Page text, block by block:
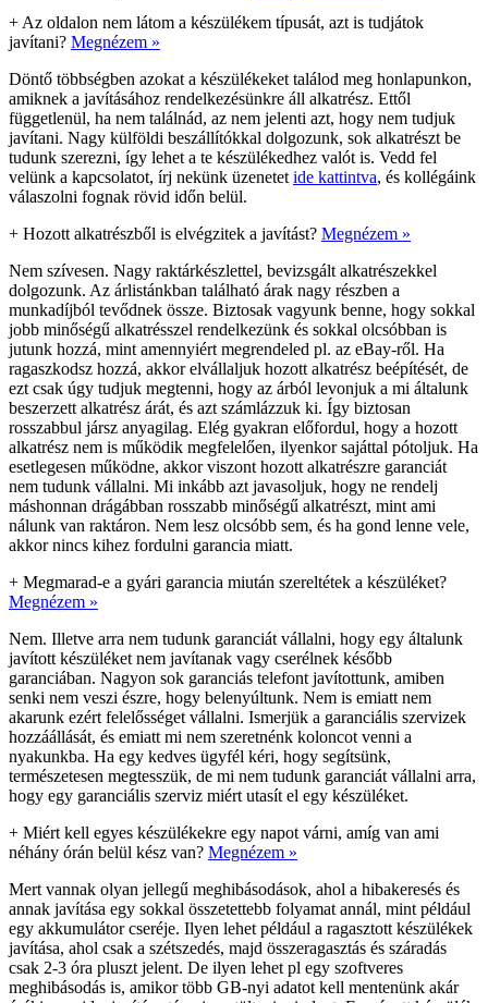
+ Az oldalon nem látom a készülékem típusát, azt is tudjátok
javítani? Megnézem »
Döntő többségben azokat a készülékeket találod meg honlapunkon,
amiknek a javításához rendelkezésünkre áll alkatrész. Ettől
függetlenül, ha nem találnád, az nem jelenti azt, hogy nem tudjuk
javítani. Nagy külföldi beszállítókkal dolgozunk, sok alkatrészt be
tudunk szerezni, így lehet a te készülékedhez valót is. Vedd fel
velünk a kapcsolatot, írj nekünk üzenetet ide kattintva, és kollégáink
válaszolni fognak rövid időn belül.
+ Hozott alkatrészből is elvégzitek a javítást? Megnézem »
Nem szívesen. Nagy raktárkészlettel, bevizsgált alkatrészekkel
dolgozunk. Az árlistánkban található árak nagy részben a
munkadíjból tevődnek össze. Biztosak vagyunk benne, hogy sokkal
jobb minőségű alkatrésszel rendelkezünk és sokkal olcsóbban is
jutunk hozzá, mint amennyiért megrendeled pl. az eBay-ről. Ha
ragaszkodsz hozzá, akkor elvállaljuk hozott alkatrész beépítését, de
ezt csak úgy tudjuk megtenni, hogy az árból levonjuk a mi általunk
beszerzett alkatrész árát, és azt számlázzuk ki. Így biztosan
rosszabbul jársz anyagilag. Elég gyakran előfordul, hogy a hozott
alkatrész nem is működik megfelelően, ilyenkor sajáttal pótoljuk. Ha
esetlegesen működne, akkor viszont hozott alkatrészre garanciát
nem tudunk vállalni. Mi inkább azt javasoljuk, hogy ne rendelj
máshonnan drágábban rosszabb minőségű alkatrészt, mint ami
nálunk van raktáron. Nem lesz olcsóbb sem, és ha gond lenne vele,
akkor nincs kihez fordulni garancia miatt.
+ Megmarad-e a gyári garancia miután szereltétek a készüléket?
Megnézem »
Nem. Illetve arra nem tudunk garanciát vállalni, hogy egy általunk
javított készüléket nem javítanak vagy cserélnek később
garanciában. Nagyon sok garanciás telefont javítottunk, amiben
senki nem veszi észre, hogy belenyúltunk. Nem is emiatt nem
akarunk ezért felelősséget vállalni. Ismerjük a garanciális szervizek
hozzáállását, és emiatt mi nem szeretnénk koloncot venni a
nyakunkba. Ha egy kedves ügyfél kéri, hogy segítsünk,
természetesen megtesszük, de mi nem tudunk garanciát vállalni arra,
hogy egy garanciális szerviz miért utasít el egy készüléket.
+ Miért kell egyes készülékekre egy napot várni, amíg van ami
néhány órán belül kész van? Megnézem »
Mert vannak olyan jellegű meghibásodások, ahol a hibakeresés és
annak javítása egy sokkal összetettebb folyamat annál, mint például
egy akkumulátor cseréje. Ilyen lehet például a ragasztott készülékek
javítása, ahol csak a szétszedés, majd összeragasztás és száradás
csak 2-3 óra pluszt jelent. De ilyen lehet pl egy szoftveres
meghibásodás is, amikor több GB-nyi adatot kell mentenünk akár